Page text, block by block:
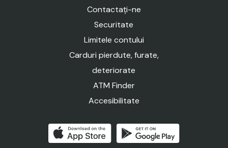
Contactați-ne
Securitate
Limitele contului
Carduri pierdute, furate,
deteriorate
ATM Finder
Accesibilitate